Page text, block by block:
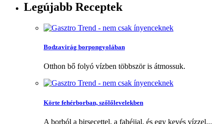
Legújabb Receptek
Bodzavirág borpongyolában
Otthon bő folyó vízben többször is átmossuk.
Körte fehérborban, szőlőlevelekben
A borból a birsecettel, a fahéjjal, és egy kevés vízzel...